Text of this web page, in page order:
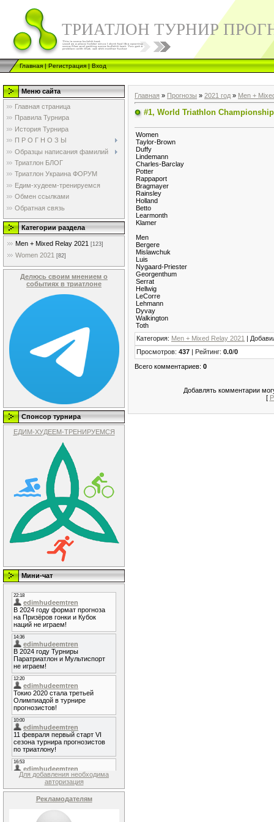
ТРИАТЛОН ТУРНИР
Главная|Регистрация|Вход
Меню сайта
Главная страница
Правила Турнира
История Турнира
П Р О Г Н О З Ы
Образцы написания фамилий
Триатлон БЛОГ
Триатлон Украина ФОРУМ
Едим-худеем-тренируемся
Обмен ссылками
Обратная связь
Категории раздела
Men + Mixed Relay 2021 [123]
Women 2021 [82]
Делюсь своим мнением о
событиях в триатлоне
Спонсор турнира
ЕДИМ-ХУДЕЕМ-ТРЕНИРУЕМСЯ
Мини-чат
Для добавления необходима
авторизация
Рекламодателям
Главная » Прогнозы » 2021 год » Men +
#1, World Triathlon
Women
Taylor-Brown
Duffy
Lindemann
Charles-Barclay
Potter
Rappaport
Bragmayer
Rainsley
Holland
Betto
Learmonth
Klamer
Men
Bergere
Mislawchuk
Luis
Nygaard-Priester
Georgenthum
Serrat
Hellwig
LeCorre
Lehmann
Dуvay
Walkington
Toth
Категория: Men + Mixed Relay 2021 |
Просмотров: 437 | Рейтинг: 0.0/0
Всего комментариев: 0
Добавлять комментарии
[